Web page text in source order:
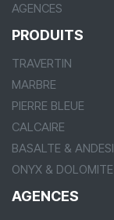
AGENCES
PRODUITS
TRAVERTIN
MARBRE
PIERRE BLEUE
CALCAIRE
BASALTE &
ONYX & DOLOMITE
AGENCES